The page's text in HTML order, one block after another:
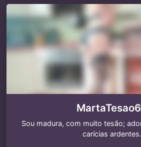
Sou madura, com muito tesão;
carícias ardentes.